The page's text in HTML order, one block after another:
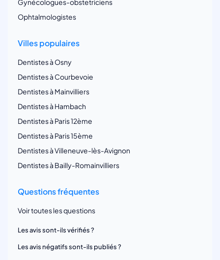
Gynécologues-obstetriciens
Ophtalmologistes
Villes populaires
Dentistes à Osny
Dentistes à Courbevoie
Dentistes à Mainvilliers
Dentistes à Hambach
Dentistes à Paris 12ème
Dentistes à Paris 15ème
Dentistes à Villeneuve-lès-Avignon
Dentistes à Bailly-Romainvilliers
Questions fréquentes
Voir toutes les questions
Les avis sont-ils vérifiés ?
Les avis négatifs sont-ils publiés ?